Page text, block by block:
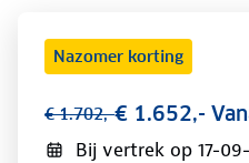
Nazomer korting
€ 1.702,-€ 1.652,-
Bij vertrek op 17-